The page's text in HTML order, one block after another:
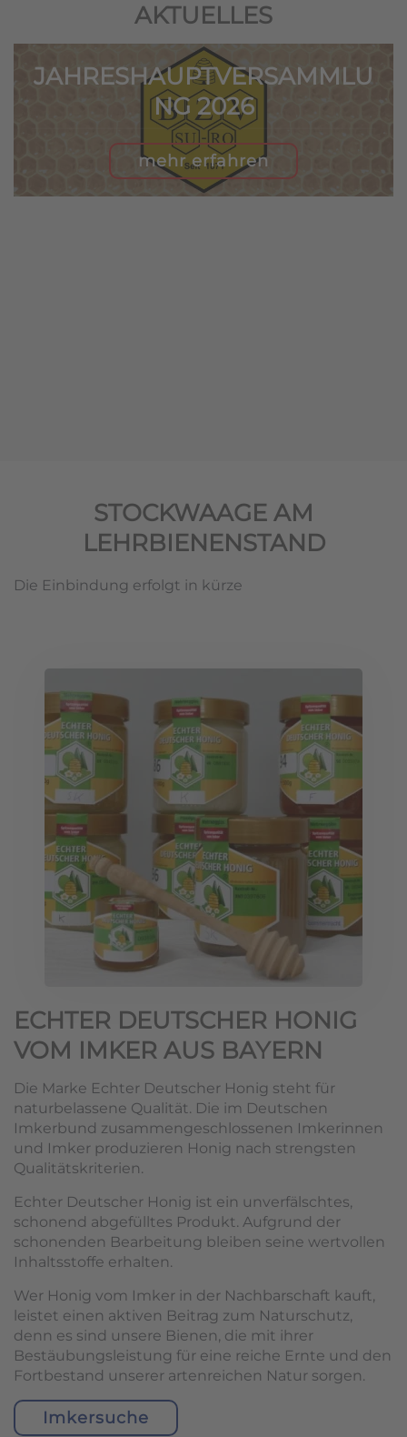
AKTUELLES
JAHRESHAUPTVERSAMMLU
NG 2026
mehr erfahren
STOCKWAAGE AM
LEHRBIENENSTAND
Die Einbindung erfolgt in kürze
ECHTER DEUTSCHER HONIG
VOM IMKER AUS BAYERN
Die Marke Echter Deutscher Honig steht für
naturbelassene Qualität. Die im Deutschen
Imkerbund zusammengeschlossenen Imkerinnen
und Imker produzieren Honig nach strengsten
Qualitätskriterien.
Echter Deutscher Honig ist ein unverfälschtes,
schonend abgefülltes Produkt. Aufgrund der
schonenden Bearbeitung bleiben seine wertvollen
Inhaltsstoffe erhalten.
Wer Honig vom Imker in der Nachbarschaft kauft,
leistet einen aktiven Beitrag zum Naturschutz,
denn es sind unsere Bienen, die mit ihrer
Bestäubungsleistung für eine reiche Ernte und den
Fortbestand unserer artenreichen Natur sorgen.
Imkersuche